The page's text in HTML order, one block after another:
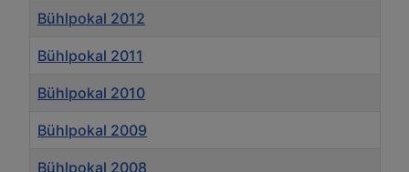
Bühlpokal 2012
Bühlpokal 2011
Bühlpokal 2010
Bühlpokal 2009
Bühlpokal 2008